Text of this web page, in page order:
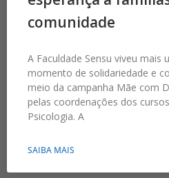
comunidade
A Faculdade Sensu viveu mais
momento de solidariedade e
meio da campanha Mãe com
pelas coordenações dos
Psicologia. A
SAIBA MAIS